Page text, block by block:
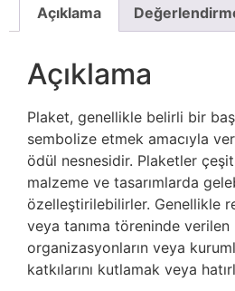
Açıklama
Açıklama
Plaket, genellikle belirli bir
sembolize etmek amacıyla
ödül nesnesidir. Plaketler
malzeme ve tasarımlarda
özelleştirilebilirler. Genellikle
veya tanıma töreninde
organizasyonların veya
katkılarını kutlamak veya